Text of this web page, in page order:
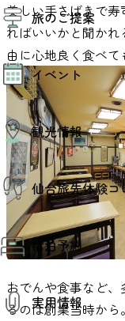
仙台から行く
伝統的工芸品
夜時間トピッ
旅のご提案
モデルコース
AIおまかせコ
オリジナルプラ
みんなの旅行記
イベント
イベント情報
その他イベン
スポーツ情報
コンベンショ
観光情報
観光スポット
温泉
美味いもの
季節のイベント
プロスポーツ
仙台の銘品
宿泊施設
仙台観光マップ
仙台旅先体験コ
仙台旅先体験
体験プログラ
体験事業者か
体験トピックス
体験事業者
宿泊予約
宿泊予約
実用情報
美しい手さばきで
ればいいかと聞か
由に心地良く食べて
おでんや食事など
るのは創業当時か